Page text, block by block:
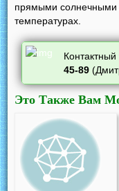
прямыми солнечными
температурах.
45-89
Это Также Вам